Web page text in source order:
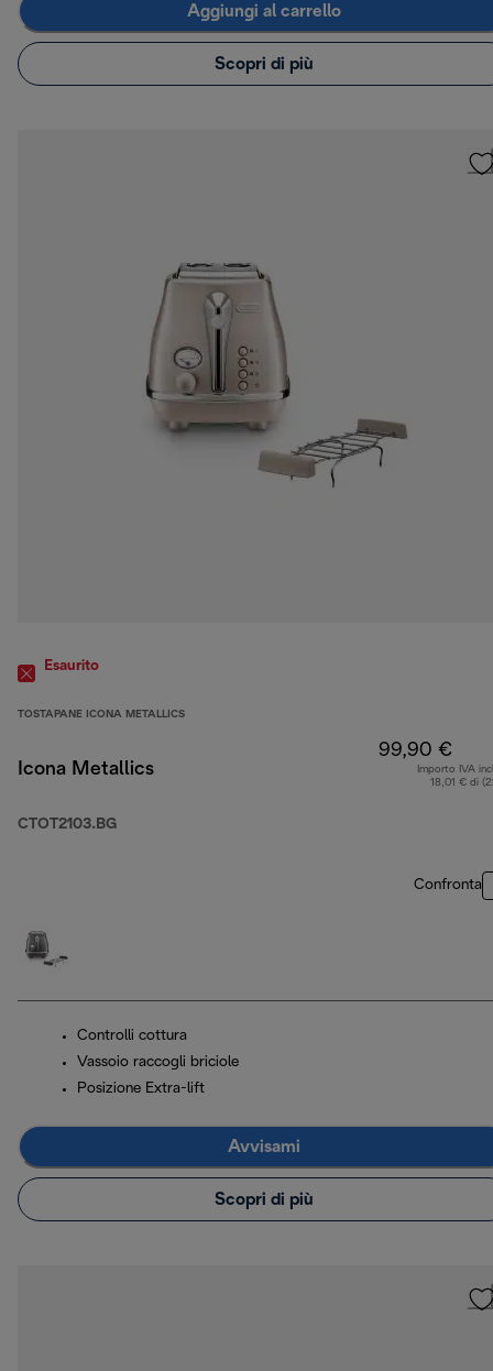
Aggiungi al carrello
Scopri di più
Esaurito
TOSTAPANE ICONA METALLICS
Icona Metallics
CTOT2103.BG
99,90 €
Importo IVA
18,01 € di
Confronta
Controlli cottura
Vassoio raccogli briciole
Posizione Extra-lift
Avvisami
Scopri di più